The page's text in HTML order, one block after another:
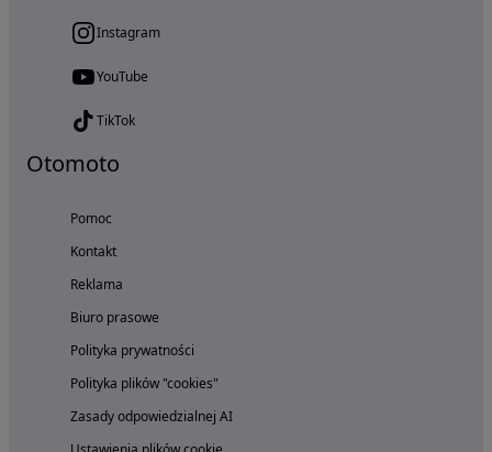
Instagram
YouTube
TikTok
Otomoto
Pomoc
Kontakt
Reklama
Biuro prasowe
Polityka prywatności
Polityka plików "cookies"
Zasady odpowiedzialnej AI